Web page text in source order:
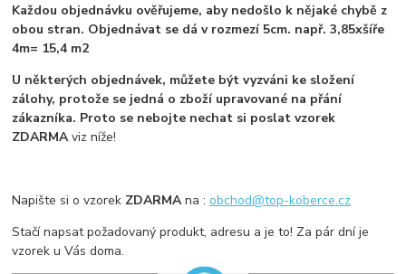
Každou objednávku ověřujeme, aby nedošlo k nějaké chybě z
obou stran. Objednávat se dá v rozmezí 5cm. např. 3,85xšíře
4m= 15,4 m2
U některých objednávek, můžete být vyzváni ke složení
zálohy, protože se jedná o zboží upravované na přání
zákazníka. Proto se nebojte nechat si poslat vzorek
ZDARMAviz níže!
Napište si o vzorek ZDARMAna :obchod@top-koberce.cz
Stačí napsat požadovaný produkt, adresu a je to! Za pár dní je
vzorek u Vás doma.